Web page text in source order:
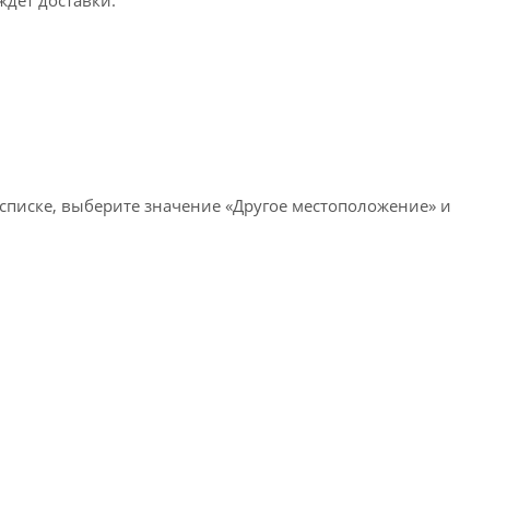
выберите значение «Другое местоположение» и